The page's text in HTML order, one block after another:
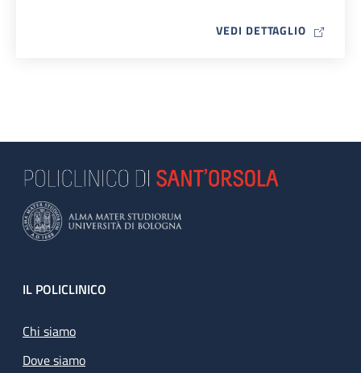
VEDI DETTAGLIO MAP ICON
Footer
IL POLICLINICO
Chi siamo
Dove siamo